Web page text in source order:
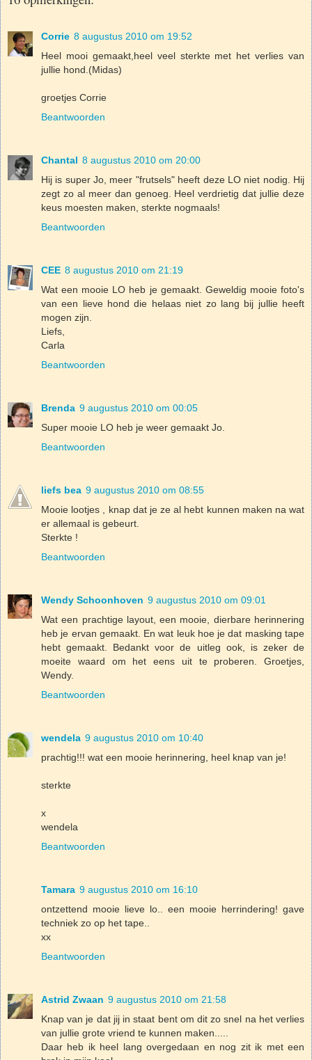
Corrie 8 augustus 2010 om 19:52
Heel mooi gemaakt,heel veel sterkte met het verlies van
jullie hond.(Midas)
groetjes Corrie
Beantwoorden
Chantal 8 augustus 2010 om 20:00
Hij is super Jo, meer "frutsels" heeft deze LO niet nodig. Hij
zegt zo al meer dan genoeg. Heel verdrietig dat jullie deze
keus moesten maken, sterkte nogmaals!
Beantwoorden
CEE 8 augustus 2010 om 21:19
Wat een mooie LO heb je gemaakt. Geweldig mooie foto's
van een lieve hond die helaas niet zo lang bij jullie heeft
mogen zijn.
Liefs,
Carla
Beantwoorden
Brenda 9 augustus 2010 om 00:05
Super mooie LO heb je weer gemaakt Jo.
Beantwoorden
liefs bea 9 augustus 2010 om 08:55
Mooie lootjes , knap dat je ze al hebt kunnen maken na wat
er allemaal is gebeurt.
Sterkte !
Beantwoorden
Wendy Schoonhoven 9 augustus 2010 om 09:01
Wat een prachtige layout, een mooie, dierbare herinnering
heb je ervan gemaakt. En wat leuk hoe je dat masking tape
hebt gemaakt. Bedankt voor de uitleg ook, is zeker de
moeite waard om het eens uit te proberen. Groetjes,
Wendy.
Beantwoorden
wendela 9 augustus 2010 om 10:40
prachtig!!! wat een mooie herinnering, heel knap van je!
sterkte
x
wendela
Beantwoorden
Tamara 9 augustus 2010 om 16:10
ontzettend mooie lieve lo.. een mooie herrindering! gave
techniek zo op het tape..
xx
Beantwoorden
Astrid Zwaan 9 augustus 2010 om 21:58
Knap van je dat jij in staat bent om dit zo snel na het verlies
van jullie grote vriend te kunnen maken.....
Daar heb ik heel lang overgedaan en nog zit ik met een